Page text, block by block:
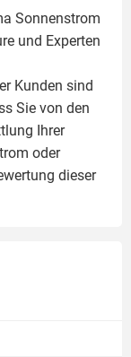
Sonnenstrom
und Experten
Kunden sind
Sie von den
Ihrer
oder
dieser